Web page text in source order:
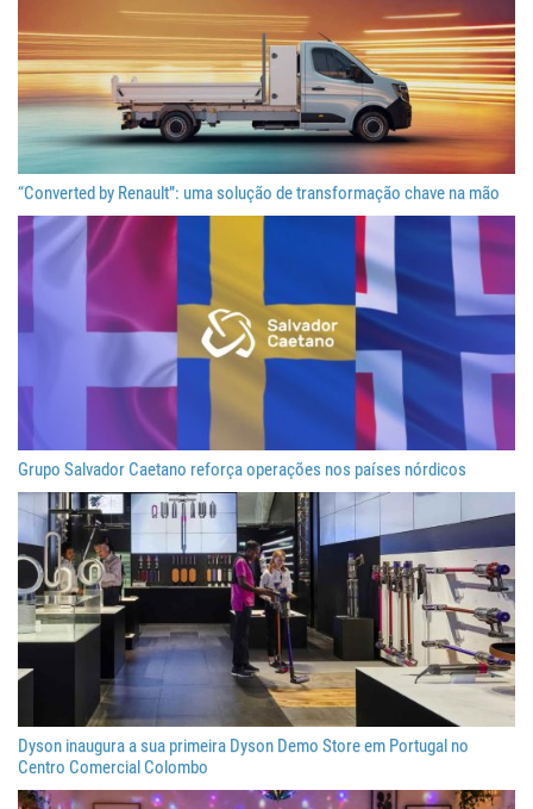
“Converted by Renault”: uma solução de transformação chave na mão
Grupo Salvador Caetano reforça operações nos países nórdicos
Dyson inaugura a sua primeira Dyson Demo Store em Portugal no
Centro Comercial Colombo